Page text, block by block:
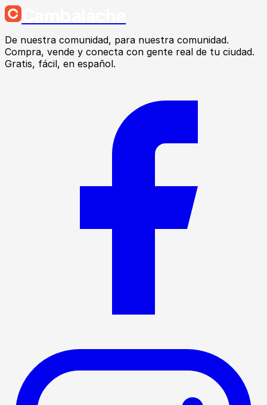
De nuestra comunidad, para nuestra comunidad.
Compra, vende y conecta con gente real de tu ciudad.
Gratis, fácil, en español.